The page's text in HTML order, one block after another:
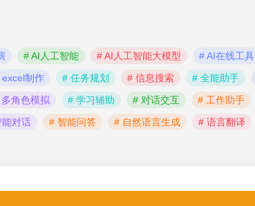
# AI人工智能 # AI人工智能大模型 # AI在线工具
制作 # 任务规划 # 信息搜索 # 全能助手
角色模拟 # 学习辅助 # 对话交互 # 工作助手
对话 # 智能问答 # 自然语言生成 # 语言翻译